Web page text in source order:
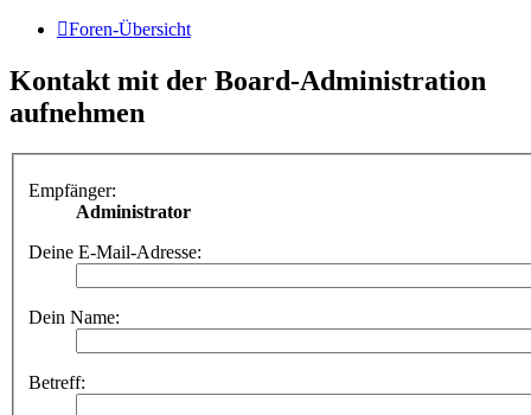
Foren-Übersicht
Kontakt mit der Board-Administration
aufnehmen
Empfänger:
Administrator
Deine E-Mail-Adresse:
Dein Name:
Betreff: